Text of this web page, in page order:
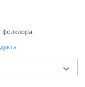
фолклора.